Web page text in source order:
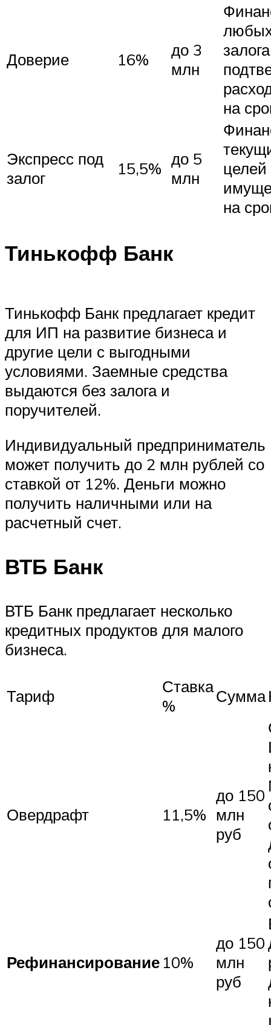
Доверие 16%
до 3
млн
на
Экспресс под
залог
15,5% до 5
млн
целей
на
Тинькофф Банк
Тинькофф Банк предлагает кредит
для ИП на развитие бизнеса и
другие цели с выгодными
условиями. Заемные средства
выдаются без залога и
поручителей.
Индивидуальный предприниматель
может получить до 2 млн рублей со
ставкой от 12%. Деньги можно
получить наличными или на
расчетный счет.
ВТБ Банк
ВТБ Банк предлагает несколько
кредитных продуктов для малого
бизнеса.
Тариф
Ставка
%
Сумма
Овердрафт 11,5%
до 150
млн
руб
Рефинансирование 10%
до 150
млн
руб